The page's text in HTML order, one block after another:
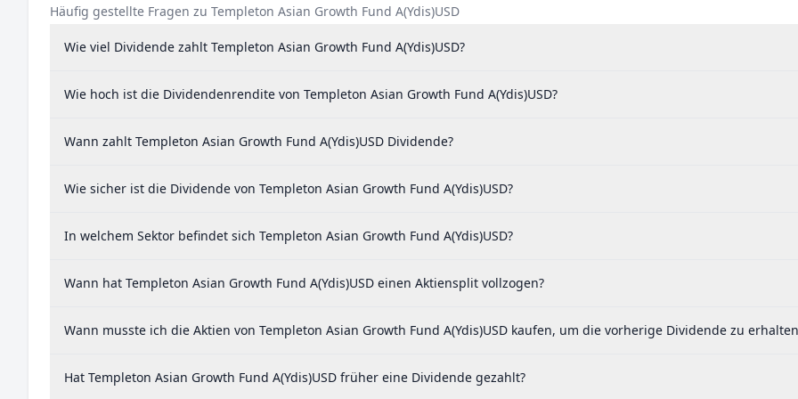
Häufig gestellte Fragen zu Templeton Asian Growth Fund A(Ydis)USD
Wie viel Dividende zahlt Templeton Asian Growth Fund A(Ydis)USD?
Wie hoch ist die Dividendenrendite von Templeton Asian Growth Fund A(Ydis)USD?
Wann zahlt Templeton Asian Growth Fund A(Ydis)USD Dividende?
Wie sicher ist die Dividende von Templeton Asian Growth Fund A(Ydis)USD?
In welchem Sektor befindet sich Templeton Asian Growth Fund A(Ydis)USD?
Wann hat Templeton Asian Growth Fund A(Ydis)USD einen Aktiensplit vollzogen?
Wann musste ich die Aktien von Templeton Asian Growth Fund A(Ydis)USD kaufen, um die vorherige Dividende zu
Hat Templeton Asian Growth Fund A(Ydis)USD früher eine Dividende gezahlt?